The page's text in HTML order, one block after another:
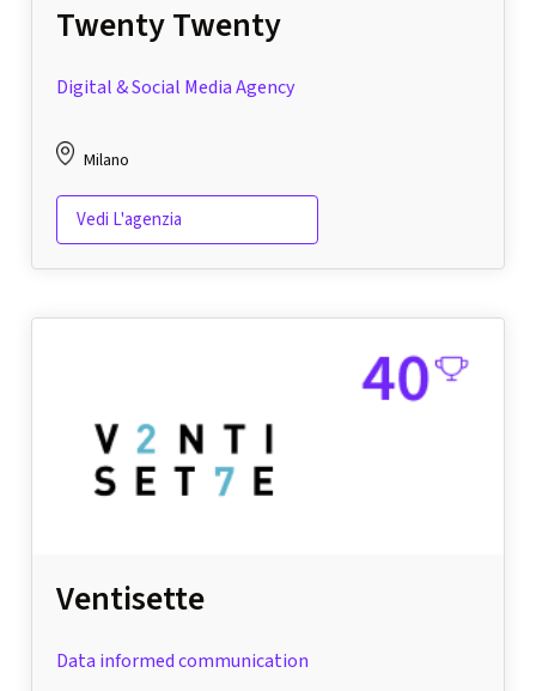
Twenty Twenty
Digital & Social Media Agency
Milano
Vedi L'agenzia
Ventisette
Data informed communication